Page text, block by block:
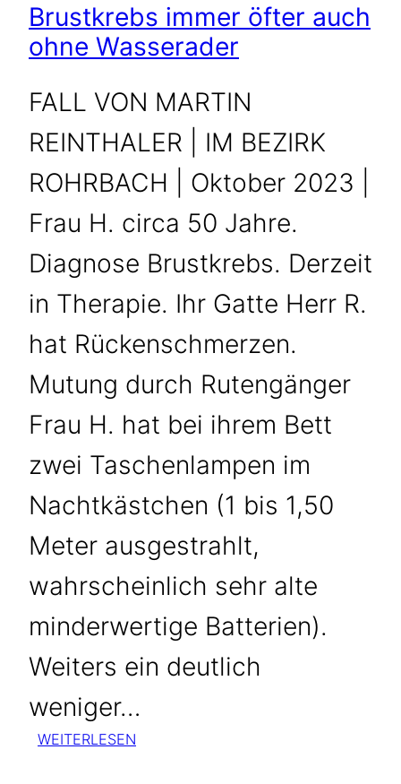
Brustkrebs immer öfter auch
ohne Wasserader
FALL VON MARTIN
REINTHALER | IM BEZIRK
ROHRBACH | Oktober 2023 |
Frau H. circa 50 Jahre.
Diagnose Brustkrebs. Derzeit
in Therapie. Ihr Gatte Herr R.
hat Rückenschmerzen.
Mutung durch Rutengänger
Frau H. hat bei ihrem Bett
zwei Taschenlampen im
Nachtkästchen (1 bis 1,50
Meter ausgestrahlt,
wahrscheinlich sehr alte
minderwertige Batterien).
Weiters ein deutlich
weniger…
WEITERLESEN